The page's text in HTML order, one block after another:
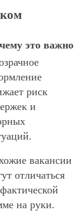
это важно
риск
и
вакансии
отличаться
на руки.